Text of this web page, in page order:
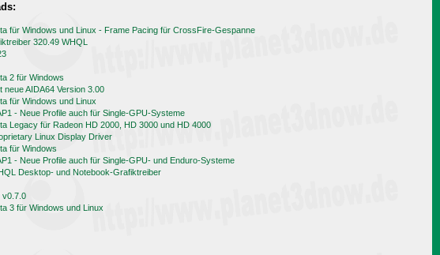
für Windows und Linux - Frame Pacing für CrossFire-Gespanne
320.49 WHQL
2 für Windows
neue AIDA64 Version 3.00
für Windows und Linux
- Neue Profile auch für Single-GPU-Systeme
Legacy für Radeon HD 2000, HD 3000 und HD 4000
Linux Display Driver
für Windows
- Neue Profile auch für Single-GPU- und Enduro-Systeme
Desktop- und Notebook-Grafiktreiber
v0.7.0
3 für Windows und Linux